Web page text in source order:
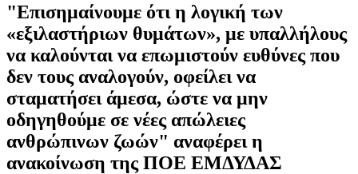
"Επισημαίνουμε ότι η λογική των
«εξιλαστήριων θυμάτων», με υπαλλήλους
να καλούνται να επωμιστούν ευθύνες που
δεν τους αναλογούν, οφείλει να
σταματήσει άμεσα, ώστε να μην
οδηγηθούμε σε νέες απώλειες
ανθρώπινων ζωών" αναφέρει η
ανακοίνωση της ΠΟΕ ΕΜΔΥΔΑΣ